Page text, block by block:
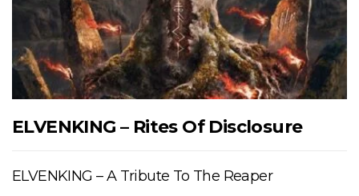
ELVENKING – Rites Of Disclosure
ELVENKING – A Tribute To The Reaper